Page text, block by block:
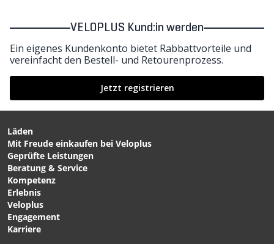
VELOPLUS Kund:in werden
Ein eigenes Kundenkonto bietet Rabbattvorteile und
vereinfacht den Bestell- und Retourenprozess.
Jetzt registrieren
Läden
Mit Freude einkaufen bei Veloplus
Geprüfte Leistungen
Beratung & Service
Kompetenz
Erlebnis
Veloplus
Engagement
Karriere